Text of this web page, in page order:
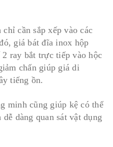
cần sắp xếp vào các
giá bát đĩa inox hộp
ray bắt trực tiếp vào hộc
chấn giúp giá di
tiếng ồn.
minh cũng giúp kệ có thể
dàng quan sát vật dụng